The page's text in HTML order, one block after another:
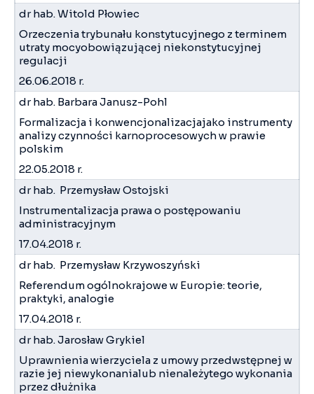
dr hab. Witold Płowiec
Orzeczenia trybunału konstytucyjnego z terminem
utraty mocyobowiązującej niekonstytucyjnej
regulacji
26.06.2018 r.
dr hab. Barbara Janusz-Pohl
Formalizacja i konwencjonalizacjajako instrumenty
analizy czynności karnoprocesowych w prawie
polskim
22.05.2018 r.
dr hab. Przemysław Ostojski
Instrumentalizacja prawa o postępowaniu
administracyjnym
17.04.2018 r.
dr hab. Przemysław Krzywoszyński
Referendum ogólnokrajowe w Europie: teorie,
praktyki, analogie
17.04.2018 r.
dr hab. Jarosław Grykiel
Uprawnienia wierzyciela z umowy przedwstępnej w
razie jej niewykonanialub nienależytego wykonania
przez dłużnika